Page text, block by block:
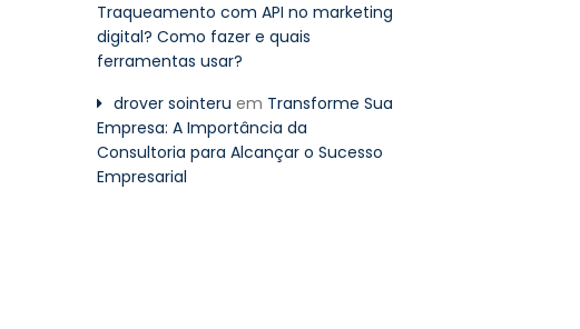
Traqueamento com API no marketing
digital? Como fazer e quais
ferramentas usar?
drover sointeru em Transforme Sua
Empresa: A Importância da
Consultoria para Alcançar o Sucesso
Empresarial